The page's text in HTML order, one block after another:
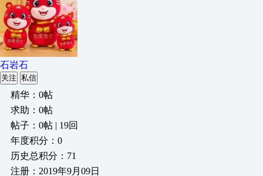
石岩石
关注 私信
精华：0帖
求助：0帖
帖子：0帖 | 19回
年度积分：0
历史总积分：71
注册：2019年9月09日